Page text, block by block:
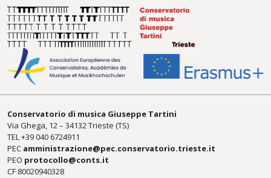
Conservatorio di musica Giuseppe Tartini
Via Ghega, 12 – 34132 Trieste (TS)
TEL +39040 6724911
PEC amministrazione@pec.conservatorio.trieste.it
PEO protocollo@conts.it
CF 80020940328